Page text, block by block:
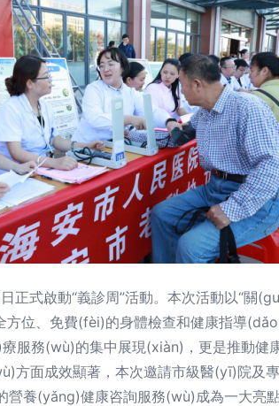
式啟動“義診周”活動。本次活動以“關
位、免費(fèi)的身體檢查和健康指導
服務(wù)的集中展現(xiàn)，更是推動健
面成效顯著，本次邀請市級醫(yī)院及
養(yǎng)健康咨詢服務(wù)成為一大亮